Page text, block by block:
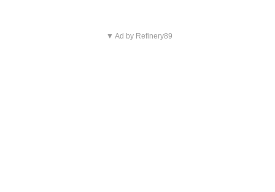
▼ Ad by Refinery89